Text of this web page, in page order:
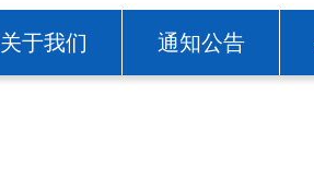
关于我们 通知公告